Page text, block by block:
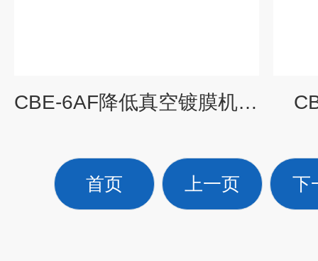
CBE-6AF降低真空镀膜机温度
首页 上一页 下